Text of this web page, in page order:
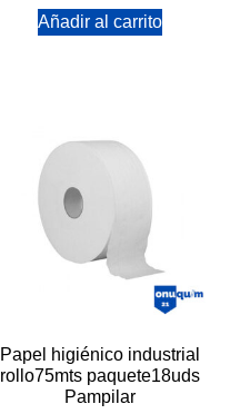
Añadir al carrito
Papel higiénico industrial
rollo75mts paquete18uds
Pampilar